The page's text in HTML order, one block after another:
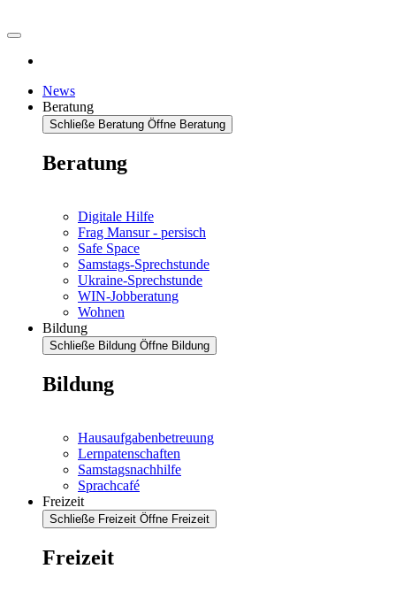
News
Beratung
Schließe Beratung Öffne Beratung
Beratung
Digitale Hilfe
Frag Mansur - persisch
Safe Space
Samstags-Sprechstunde
Ukraine-Sprechstunde
WIN-Jobberatung
Wohnen
Bildung
Schließe Bildung Öffne Bildung
Bildung
Hausaufgabenbetreuung
Lernpatenschaften
Samstagsnachhilfe
Sprachcafé
Freizeit
Schließe Freizeit Öffne Freizeit
Freizeit